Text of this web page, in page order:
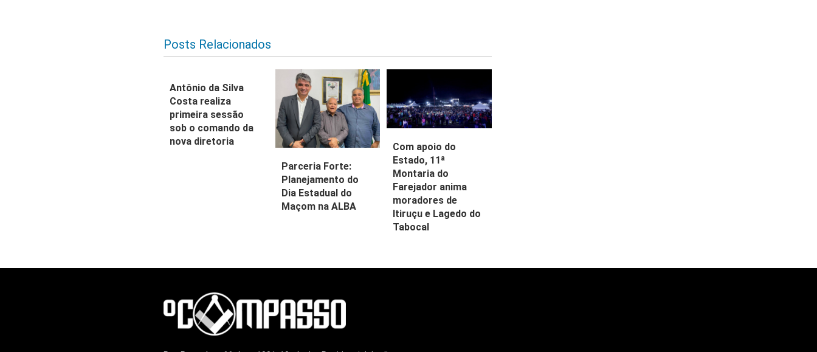
Posts Relacionados
Antônio da Silva
Costa realiza
primeira sessão
sob o comando da
nova diretoria
Parceria Forte:
Planejamento do
Dia Estadual do
Maçom na ALBA
Com apoio do
Estado, 11ª
Montaria do
Farejador anima
moradores de
Itiruçu e Lagedo do
Tabocal